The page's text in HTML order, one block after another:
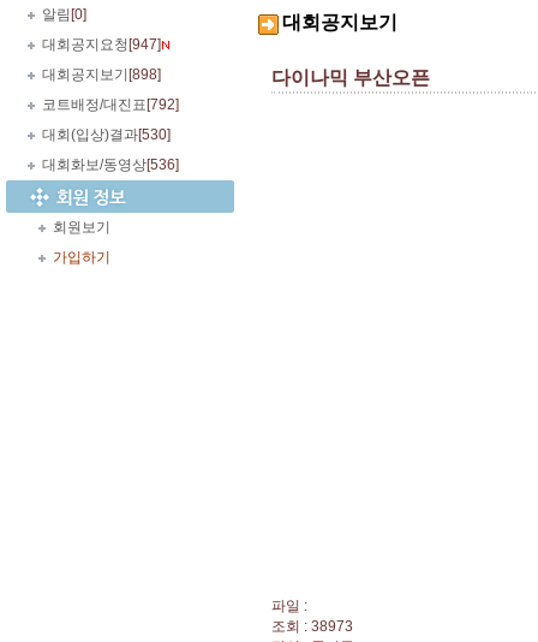
알림 [0]
대회공지요청 [947]
대회공지보기 [898]
코트배정/대진표 [792]
대회(입상)결과[530]
대회화보/동영상[536]
회원보기
가입하기
대회공지보기
다이나믹 부산오픈
파일 :
조회 : 38973